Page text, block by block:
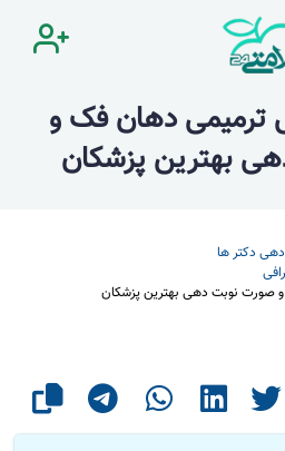
ترمیمی دهان فک و
بهترین پزشکان
دکتر ها
صورت نوبت دهی بهترین پزشکان